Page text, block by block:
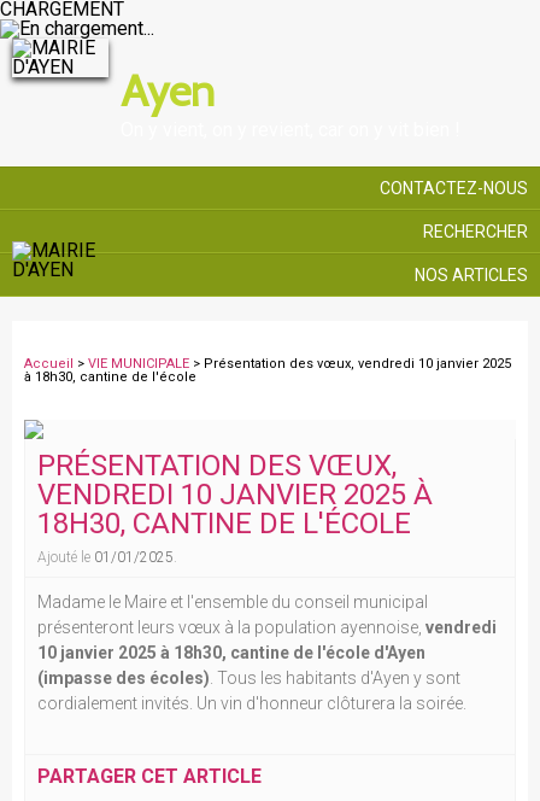
CHARGEMENT
Ayen
CONTACTEZ-NOUS
RECHERCHER
NOS ARTICLES
Accueil > VIE MUNICIPALE > Présentation des vœux, vendredi 10 janvier 2025
à 18h30, cantine de l'école
PRÉSENTATION DES VŒUX,
VENDREDI 10 JANVIER 2025 À
18H30, CANTINE DE L'ÉCOLE
Ajouté le 01/01/2025.
Madame le Maire et l'ensemble du conseil municipal
présenteront leurs vœux à la population ayennoise, vendredi
10 janvier 2025 à 18h30, cantine de l'école d'Ayen
(impasse des écoles) . Tous les habitants d'Ayen y sont
cordialement invités. Un vin d'honneur clôturera la soirée.
PARTAGER CET ARTICLE